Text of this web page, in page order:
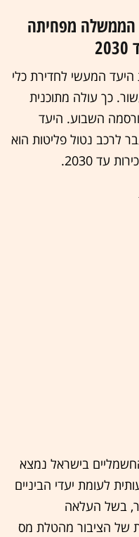
הממשלה מפחיתה
המעשי לחדירת כלי
כך עולה מתוכנית
השבוע. היעד
לרכב נטול פליטות הוא
בישראל נמצא
לעומת יעדי הביניים
בשל העלאה
של הציבור מהטלת מס